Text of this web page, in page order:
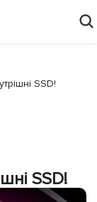
SSD!
SSD!